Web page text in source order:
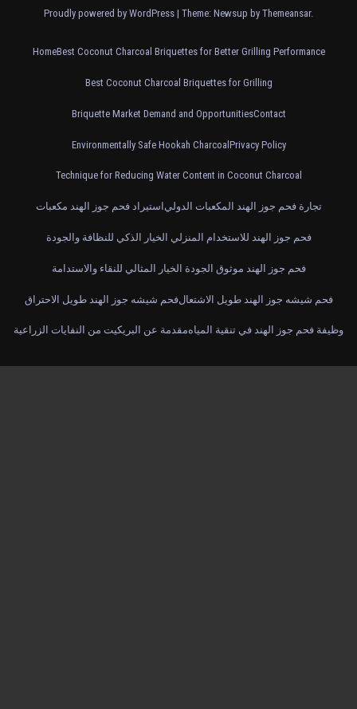
Proudly powered by WordPress | Theme: Newsup by Themeansar.
HomeBest Coconut Charcoal Briquettes for Better Grilling Performance
Best Coconut Charcoal Briquettes for Grilling
Briquette Market Demand and OpportunitiesContact
Environmentally Safe Hookah CharcoalPrivacy Policy
Technique for Reducing Water Content in Coconut Charcoal
استيراد فحم جوز الهند مكعبات تجارة فحم جوز الهند المكعبات الدولي
فحم جوز الهند للاستخدام المنزلي الخيار الذكي للنظافة والجودة
فحم جوز الهند موثوق الجودة الخيار المثالي للنقاء والاستدامة
فحم شيشه جوز الهند طويل الاحتراقفحم شيشه جوز الهند طويل الاشتعال
مقدمة عن البريكيت من النفايات الزراعيةوظيفة فحم جوز الهند في تنقية المياه